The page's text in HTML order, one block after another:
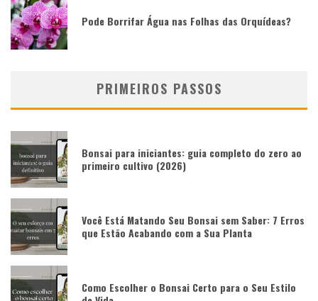
Pode Borrifar Água nas Folhas das Orquídeas?
PRIMEIROS PASSOS
Bonsai para iniciantes: guia completo do zero ao
primeiro cultivo (2026)
Você Está Matando Seu Bonsai sem Saber: 7 Erros
que Estão Acabando com a Sua Planta
Como Escolher o Bonsai Certo para o Seu Estilo